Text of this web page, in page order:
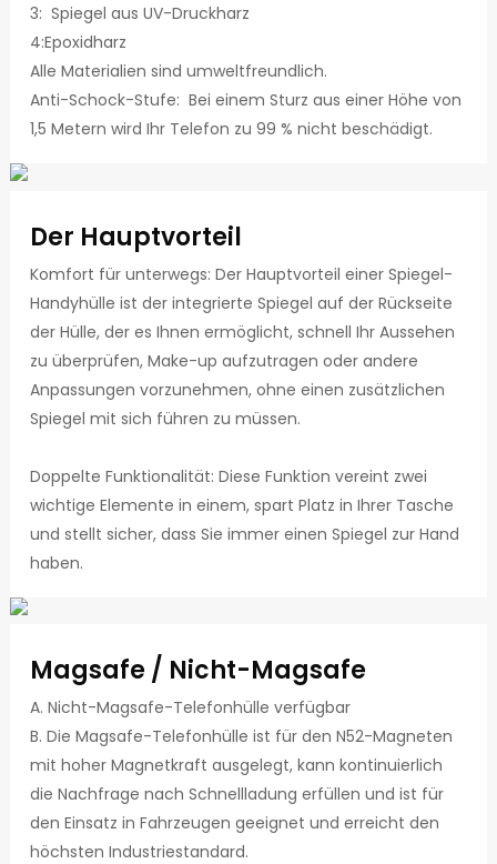
3: Spiegel aus UV-Druckharz
4:Epoxidharz
Alle Materialien sind umweltfreundlich.
Anti-Schock-Stufe: Bei einem Sturz aus einer Höhe von
1,5 Metern wird Ihr Telefon zu 99 % nicht beschädigt.
Der Hauptvorteil
Komfort für unterwegs: Der Hauptvorteil einer Spiegel-
Handyhülle ist der integrierte Spiegel auf der Rückseite
der Hülle, der es Ihnen ermöglicht, schnell Ihr Aussehen
zu überprüfen, Make-up aufzutragen oder andere
Anpassungen vorzunehmen, ohne einen zusätzlichen
Spiegel mit sich führen zu müssen.
Doppelte Funktionalität: Diese Funktion vereint zwei
wichtige Elemente in einem, spart Platz in Ihrer Tasche
und stellt sicher, dass Sie immer einen Spiegel zur Hand
haben.
Magsafe / Nicht-Magsafe
A. Nicht-Magsafe-Telefonhülle verfügbar
B. Die Magsafe-Telefonhülle ist für den N52-Magneten
mit hoher Magnetkraft ausgelegt, kann kontinuierlich
die Nachfrage nach Schnellladung erfüllen und ist für
den Einsatz in Fahrzeugen geeignet und erreicht den
höchsten Industriestandard.